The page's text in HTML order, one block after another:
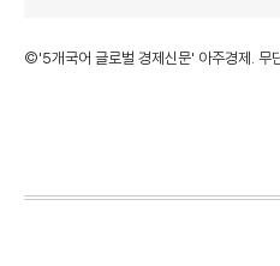
©'5개국어 글로벌 경제신문' 아주경제. 무